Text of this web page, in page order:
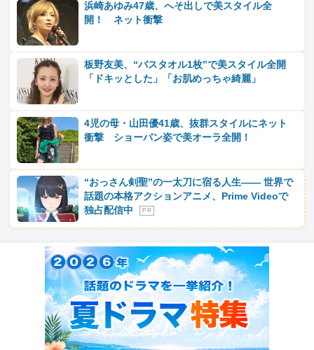
浜崎あゆみ47歳、へそ出しで美スタイル全
開！ ネット衝撃
板野友美、“バスタオル1枚”で美スタイル全開
「ドキッとした」「お肌めっちゃ綺麗」
4児の母・山田優41歳、抜群スタイルにネット
衝撃 ショーパン姿で美オーラ全開！
“おっさん剣聖”の一太刀に宿る人生―― 世界で
話題の本格アクションアニメ、Prime Videoで
独占配信中
P R